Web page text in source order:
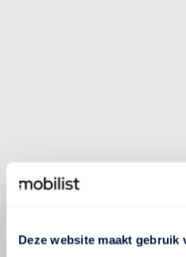
Deze website maakt gebruik